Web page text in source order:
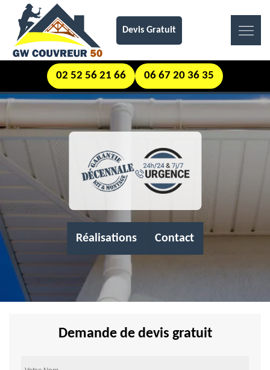
Devis Gratuit
02 52 56 21 66 06 67 20 36 35
Réalisations Contact
Demande de devis gratuit